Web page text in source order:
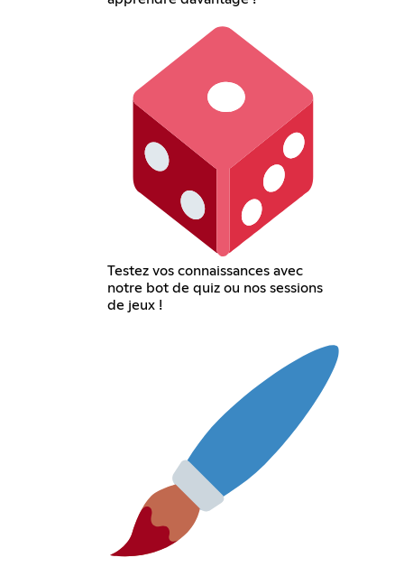
Testez vos connaissances avec
notre bot de quiz ou nos sessions
de jeux !